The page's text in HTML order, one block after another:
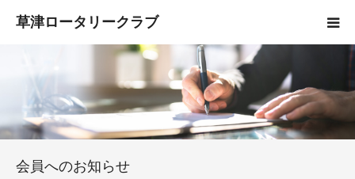
会員へのお知らせ
クラブ概要
入会案内